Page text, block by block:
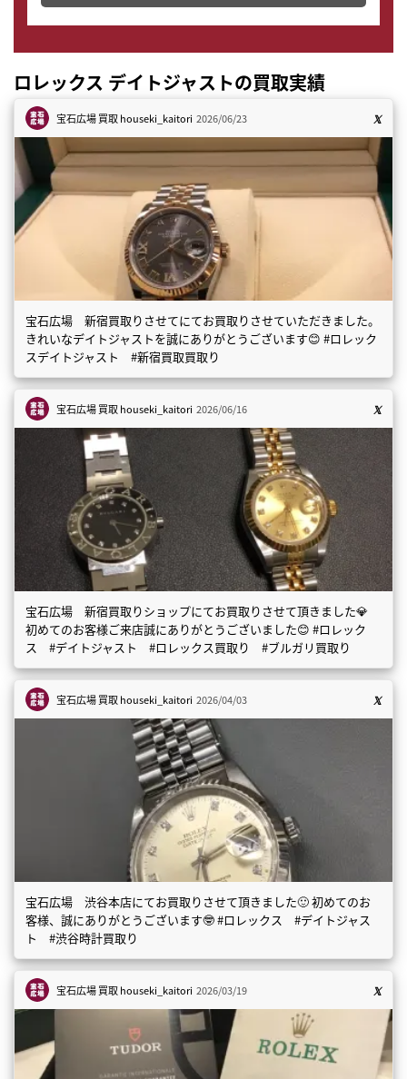
ロレックス デイトジャストの買取実績
宝石広場 買取houseki_kaitori 2026/06/23
宝石広場 新宿買取りさせてにてお買取りさせていただきました。
きれいなデイトジャストを誠にありがとうございます😊 #ロレック
スデイトジャスト #新宿買取買取り
宝石広場 買取houseki_kaitori 2026/06/16
宝石広場 新宿買取りショップにてお買取りさせて頂きました💎
初めてのお客様ご来店誠にありがとうございました😊 #ロレック
ス #デイトジャスト #ロレックス買取り #ブルガリ買取り
宝石広場 買取houseki_kaitori 2026/04/03
宝石広場 渋谷本店にてお買取りさせて頂きました🙂 初めてのお
客様、誠にありがとうございます🤓 #ロレックス #デイトジャス
ト #渋谷時計買取り
宝石広場 買取houseki_kaitori 2026/03/19